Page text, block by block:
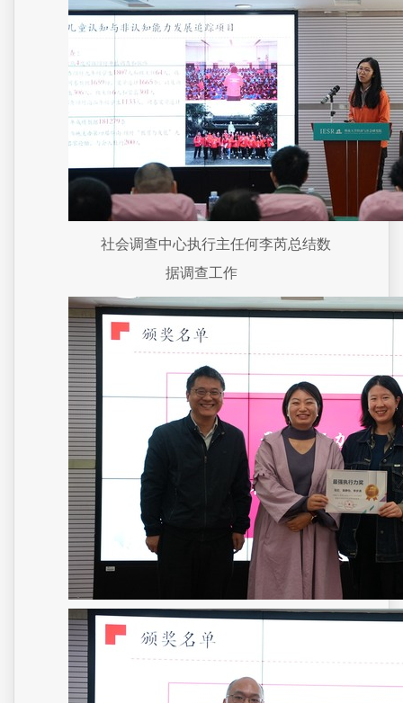
社会调查中心执行主任何李芮总结数
据调查工作